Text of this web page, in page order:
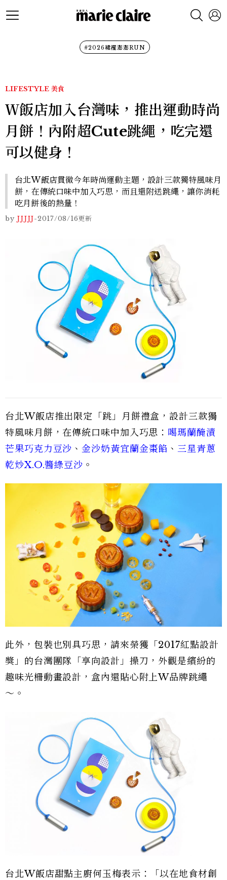
#2026裙襬澎澎RUN
LIFESTYLE 美食
Ｗ飯店加入台灣味，推出運動時尚
月餅！內附超Cute跳繩，吃完還
可以健身！
台北W飯店貫徹今年時尚運動主題，設計三款獨特風味月
餅，在傳統口味中加入巧思，而且還附送跳繩，讓你消耗
吃月餅後的熱量！
by JJJJJ-2017/08/16更新
台北W飯店推出限定「跳」月餅禮盒，設計三款獨
特風味月餅，在傳統口味中加入巧思： 噶瑪蘭醃漬
芒果巧克力豆沙 、金沙奶黃宜蘭金棗餡 、三星青蔥
乾炒X.O.醬綠豆沙 。
此外，包裝也別具巧思，請來榮獲「2017紅點設計
獎」的台灣團隊「享向設計」操刀，外觀是繽紛的
趣味光柵動畫設計，盒內還貼心附上W品牌跳繩
〜。
台北W飯店甜點主廚何玉梅表示：「以在地食材創